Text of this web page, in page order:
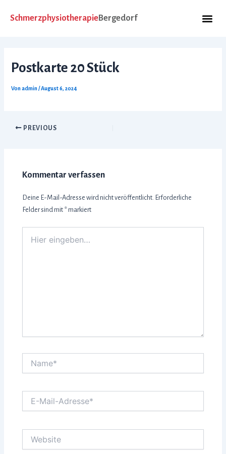
InhaltSchmerzphysiotherapieBergedorf
Postkarte 20 Stück
Vonadmin/August 6, 2024
navigation
PREVIOUS
Kommentar verfassen
Deine E-Mail-Adresse wird nicht veröffentlicht. Erforderliche
Felder sind mit *markiert
eingeben…
Mail-